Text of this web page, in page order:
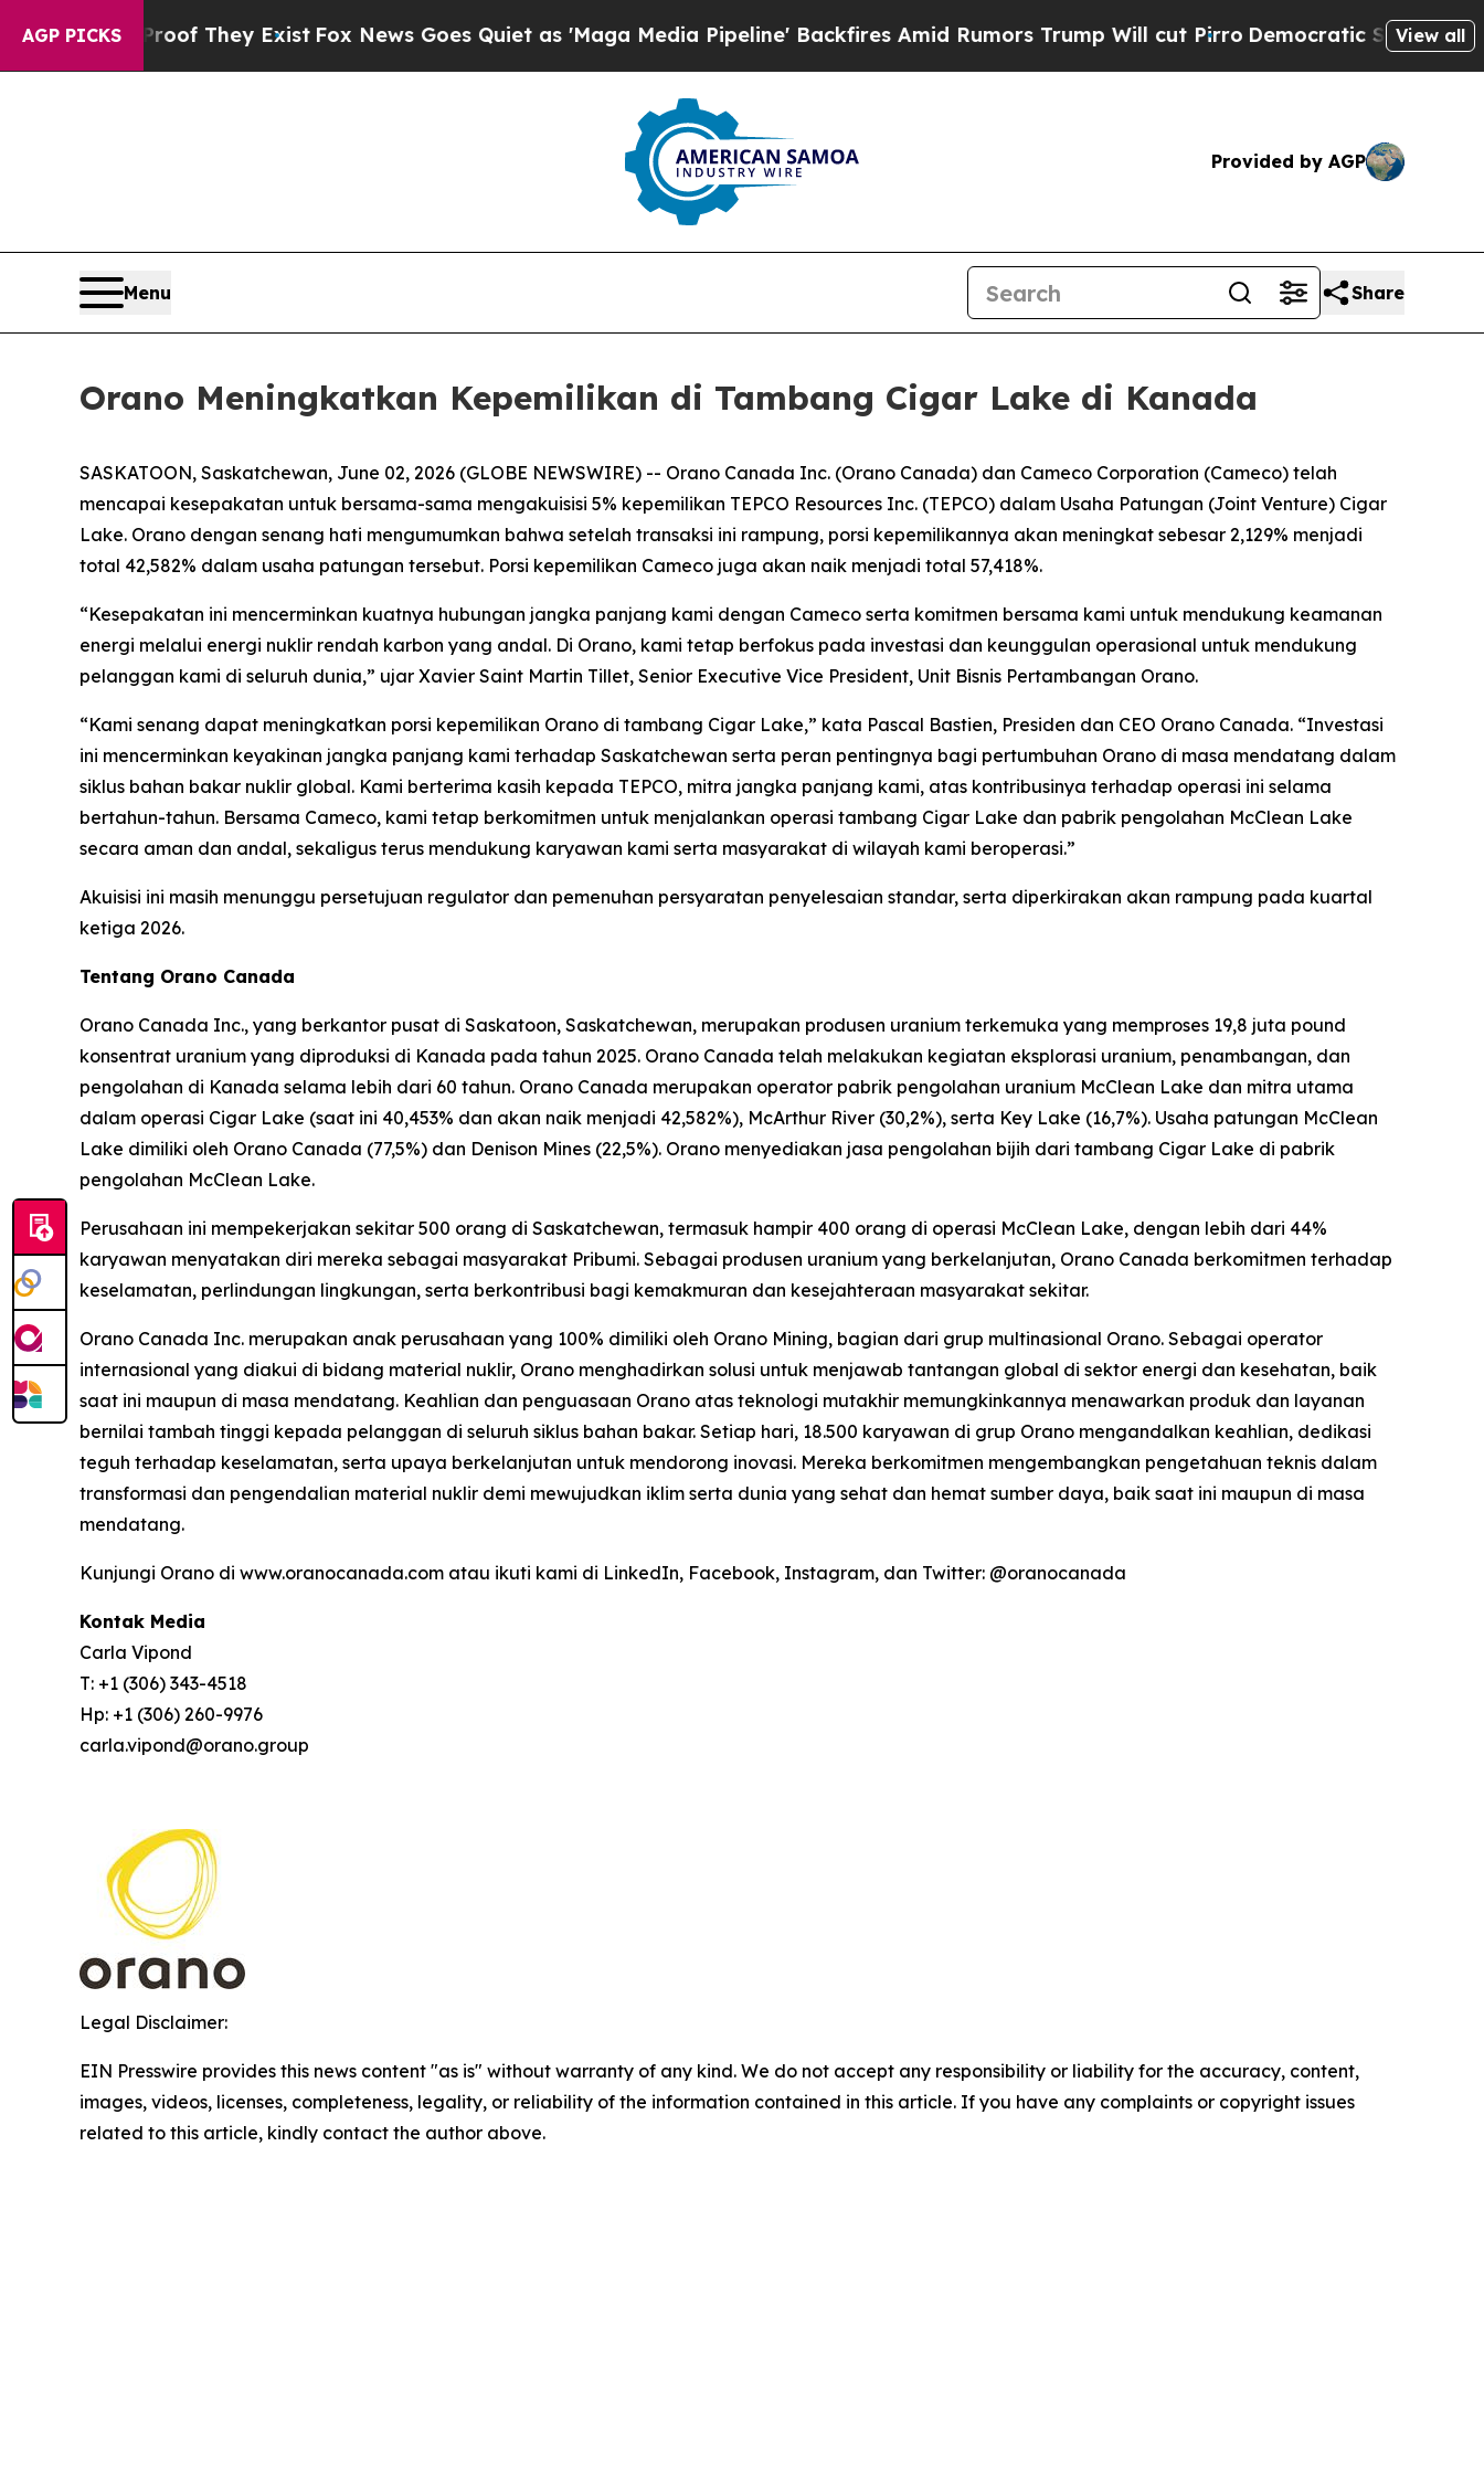
AGP PICKS
no Proof They ExistFox News Goes Quiet as 'Maga Media Pipeline' Backfires Amid Rumors Trump Will cut PirroDemocratic Socialists ofView all
Provided by AGP
Menu Share
Orano Meningkatkan Kepemilikan di Tambang Cigar Lake di Kanada
SASKATOON, Saskatchewan, June 02, 2026 (GLOBE NEWSWIRE) -- Orano Canada Inc. (Orano Canada) dan Cameco Corporation (Cameco) telah
mencapai kesepakatan untuk bersama-sama mengakuisisi 5% kepemilikan TEPCO Resources Inc. (TEPCO) dalam Usaha Patungan (Joint Venture) Cigar
Lake. Orano dengan senang hati mengumumkan bahwa setelah transaksi ini rampung, porsi kepemilikannya akan meningkat sebesar 2,129% menjadi
total 42,582% dalam usaha patungan tersebut. Porsi kepemilikan Cameco juga akan naik menjadi total 57,418%.
“Kesepakatan ini mencerminkan kuatnya hubungan jangka panjang kami dengan Cameco serta komitmen bersama kami untuk mendukung keamanan
energi melalui energi nuklir rendah karbon yang andal. Di Orano, kami tetap berfokus pada investasi dan keunggulan operasional untuk mendukung
pelanggan kami di seluruh dunia,” ujar Xavier Saint Martin Tillet, Senior Executive Vice President, Unit Bisnis Pertambangan Orano.
“Kami senang dapat meningkatkan porsi kepemilikan Orano di tambang Cigar Lake,” kata Pascal Bastien, Presiden dan CEO Orano Canada. “Investasi
ini mencerminkan keyakinan jangka panjang kami terhadap Saskatchewan serta peran pentingnya bagi pertumbuhan Orano di masa mendatang dalam
siklus bahan bakar nuklir global. Kami berterima kasih kepada TEPCO, mitra jangka panjang kami, atas kontribusinya terhadap operasi ini selama
bertahun-tahun. Bersama Cameco, kami tetap berkomitmen untuk menjalankan operasi tambang Cigar Lake dan pabrik pengolahan McClean Lake
secara aman dan andal, sekaligus terus mendukung karyawan kami serta masyarakat di wilayah kami beroperasi.”
Akuisisi ini masih menunggu persetujuan regulator dan pemenuhan persyaratan penyelesaian standar, serta diperkirakan akan rampung pada kuartal
ketiga 2026.
Tentang Orano Canada
Orano Canada Inc., yang berkantor pusat di Saskatoon, Saskatchewan, merupakan produsen uranium terkemuka yang memproses 19,8 juta pound
konsentrat uranium yang diproduksi di Kanada pada tahun 2025. Orano Canada telah melakukan kegiatan eksplorasi uranium, penambangan, dan
pengolahan di Kanada selama lebih dari 60 tahun. Orano Canada merupakan operator pabrik pengolahan uranium McClean Lake dan mitra utama
dalam operasi Cigar Lake (saat ini 40,453% dan akan naik menjadi 42,582%), McArthur River (30,2%), serta Key Lake (16,7%). Usaha patungan McClean
Lake dimiliki oleh Orano Canada (77,5%) dan Denison Mines (22,5%). Orano menyediakan jasa pengolahan bijih dari tambang Cigar Lake di pabrik
pengolahan McClean Lake.
Perusahaan ini mempekerjakan sekitar 500 orang di Saskatchewan, termasuk hampir 400 orang di operasi McClean Lake, dengan lebih dari 44%
karyawan menyatakan diri mereka sebagai masyarakat Pribumi. Sebagai produsen uranium yang berkelanjutan, Orano Canada berkomitmen terhadap
keselamatan, perlindungan lingkungan, serta berkontribusi bagi kemakmuran dan kesejahteraan masyarakat sekitar.
Orano Canada Inc. merupakan anak perusahaan yang 100% dimiliki oleh Orano Mining, bagian dari grup multinasional Orano. Sebagai operator
internasional yang diakui di bidang material nuklir, Orano menghadirkan solusi untuk menjawab tantangan global di sektor energi dan kesehatan, baik
saat ini maupun di masa mendatang. Keahlian dan penguasaan Orano atas teknologi mutakhir memungkinkannya menawarkan produk dan layanan
bernilai tambah tinggi kepada pelanggan di seluruh siklus bahan bakar. Setiap hari, 18.500 karyawan di grup Orano mengandalkan keahlian, dedikasi
teguh terhadap keselamatan, serta upaya berkelanjutan untuk mendorong inovasi. Mereka berkomitmen mengembangkan pengetahuan teknis dalam
transformasi dan pengendalian material nuklir demi mewujudkan iklim serta dunia yang sehat dan hemat sumber daya, baik saat ini maupun di masa
mendatang.
Kunjungi Orano di www.oranocanada.com atau ikuti kami di LinkedIn, Facebook, Instagram, dan Twitter: @oranocanada
Kontak Media
Carla Vipond
T: +1 (306) 343-4518
Hp: +1 (306) 260-9976
carla.vipond@orano.group
Legal Disclaimer:
EIN Presswire provides this news content "as is" without warranty of any kind. We do not accept any responsibility or liability for the accuracy, content,
images, videos, licenses, completeness, legality, or reliability of the information contained in this article. If you have any complaints or copyright issues
related to this article, kindly contact the author above.